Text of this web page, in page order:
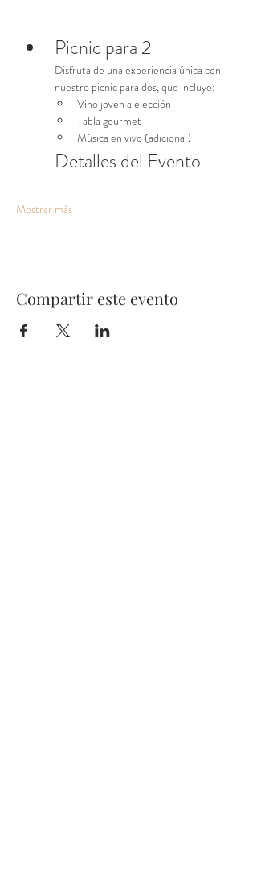
Picnic para 2
Disfruta de una experiencia única con
nuestro picnic para dos, que incluye:
Vino joven a elección
Tabla gourmet
Música en vivo (adicional)
Detalles del Evento
Mostrar más
Compartir este evento